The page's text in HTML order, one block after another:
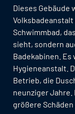
Dieses Gebäude
Schwimmbad,
sieht, sondern
Badekabinen.
Hygieneanstalt.
Betrieb, die
neunziger Jahre.
größere